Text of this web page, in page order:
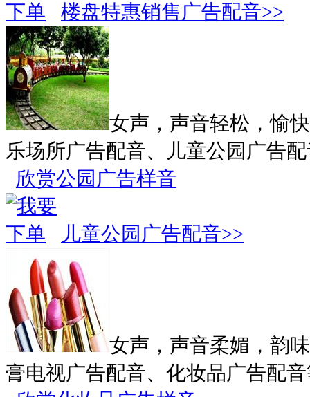
楼盘特惠销售广告配音>>
女声，声音轻松，愉
乐场所广告配音、儿童公园广告
欣赏公园广告样音
儿童公园广告配音>>
女声，声音柔媚，韵
膏电视广告配音、化妆品广告配